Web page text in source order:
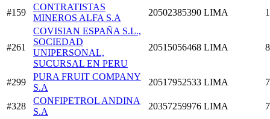
#159
CONTRATISTAS
MINEROS ALFA S.A
20502385390 LIMA
#261
COVISIAN ESPAÑA S.L.,
SOCIEDAD
UNIPERSONAL,
SUCURSAL EN PERU
20515056468 LIMA
#299
PURA FRUIT COMPANY
S.A
20517952533 LIMA
#328
CONFIPETROL ANDINA
S.A
20357259976 LIMA